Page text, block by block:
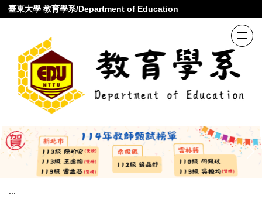
跳
到
臺東大學 教育學系/Department of Education
:::